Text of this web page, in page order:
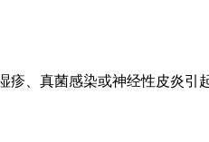
、真菌感染或神经性皮炎